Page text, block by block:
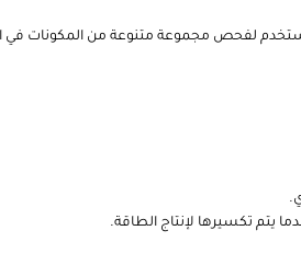
لفحص مجموعة متنوعة من المكونات في
يتم تكسيرها لإنتاج الطاقة.